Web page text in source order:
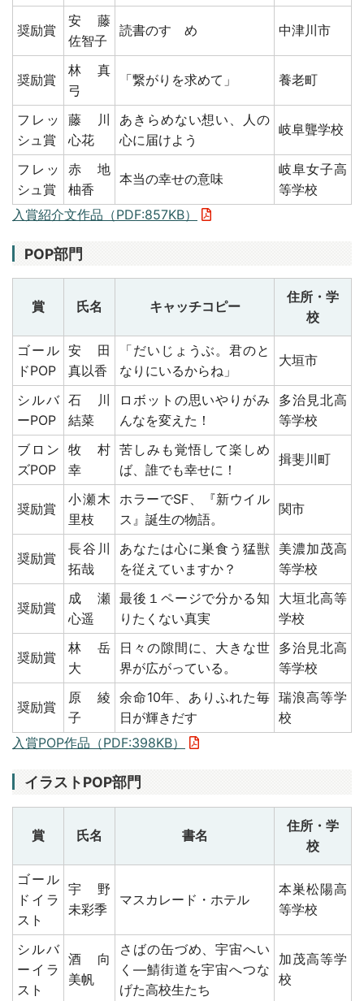
奨励賞
安藤
佐智子
読書のすゝめ 中津川市
奨励賞
林 真
弓
「繋がりを求めて」 養老町
フレッ
シュ賞
藤川
心花
あきらめない想い、人の
心に届けよう
岐阜聾学校
フレッ
シュ賞
赤地
柚香
本当の幸せの意味
岐阜女子高
等学校
入賞紹介文作品（PDF:857KB）
POP部門
賞 氏名 キャッチコピー
住所・学
校
ゴール
ドPOP
安田
真以香
「だいじょうぶ。君のと
なりにいるからね」
大垣市
シルバ
ーPOP
石川
結菜
ロボットの思いやりがみ
んなを変えた！
多治見北高
等学校
ブロン
ズPOP
牧村
幸
苦しみも覚悟して楽しめ
ば、誰でも幸せに！
揖斐川町
奨励賞
小瀬木
里枝
ホラーでSF、『新ウイル
ス』誕生の物語。
関市
奨励賞
長谷川
拓哉
あなたは心に巣食う猛獣
を従えていますか？
美濃加茂高
等学校
奨励賞
成瀬
心遥
最後１ページで分かる知
りたくない真実
大垣北高等
学校
奨励賞
林 岳
大
日々の隙間に、大きな世
界が広がっている。
多治見北高
等学校
奨励賞
原 綾
子
余命10年、ありふれた毎
日が輝きだす
瑞浪高等学
校
入賞POP作品（PDF:398KB）
イラストPOP部門
賞 氏名 書名
住所・学
校
ゴール
ドイラ
スト
宇野
未彩季
マスカレード・ホテル
本巣松陽高
等学校
シルバ
ーイラ
スト
酒向
美帆
さばの缶づめ、宇宙へい
く―鯖街道を宇宙へつな
げた高校生たち
加茂高等学
校